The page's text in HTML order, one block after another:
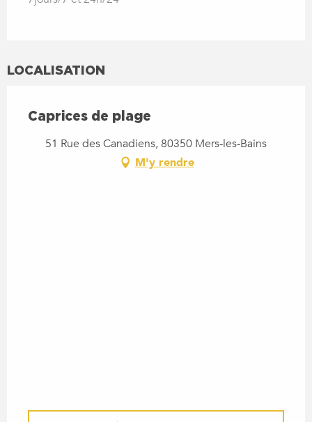
LOCALISATION
Caprices de plage
51 Rue des Canadiens, 80350 Mers-les-Bains
M'y rendre